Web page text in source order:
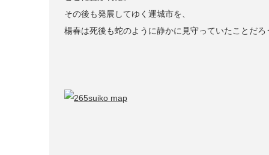
その後も発展してゆく運城市を、
楊春は死後も蛇のように静かに見守っていたことだろ